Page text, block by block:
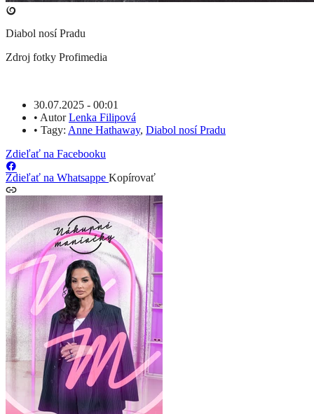
Diabol nosí Pradu
Zdroj fotky Profimedia
30.07.2025 - 00:01
• AutorLenka Filipová
• Tagy: Anne Hathaway, Diabol nosí Pradu
Zdieľať na Facebooku
Zdieľať na Whatsappe Kopírovať